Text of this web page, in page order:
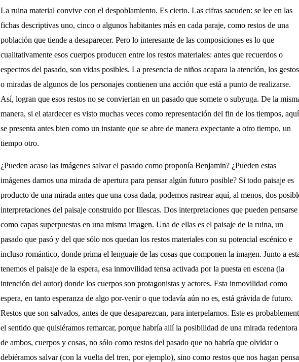
La ruina material convive con el despoblamiento. Es cierto. Las cifras sacuden: se lee en las
fichas descriptivas uno, cinco o algunos habitantes más en cada paraje, como restos de una
población que tiende a desaparecer. Pero lo interesante de las composiciones es lo que
cualitativamente esos cuerpos producen entre los restos materiales: antes que recuerdos o
espectros del pasado, son vidas posibles. La presencia de niños acapara la atención, los gestos
o miradas de algunos de los personajes contienen una acción que está a punto de realizarse.
Así, logran que esos restos no se conviertan en un pasado que somete o subyuga. De la
manera, si el atardecer es visto muchas veces como representación del fin de los tiempos, aquí
se presenta antes bien como un instante que se abre de manera expectante a otro tiempo, un
tiempo otro.
¿Pueden acaso las imágenes salvar el pasado como proponía Benjamin? ¿Pueden estas
imágenes darnos una mirada de apertura para pensar algún futuro posible? Si todo paisaje es
producto de una mirada antes que una cosa dada, podemos rastrear aquí, al menos, dos
interpretaciones del paisaje construido por Illescas. Dos interpretaciones que pueden pensarse
como capas superpuestas en una misma imagen. Una de ellas es el paisaje de la ruina, un
pasado que pasó y del que sólo nos quedan los restos materiales con su potencial escénico e
incluso romántico, donde prima el lenguaje de las cosas que componen la imagen. Junto a
tenemos el paisaje de la espera, esa inmovilidad tensa activada por la puesta en escena (la
intención del autor) donde los cuerpos son protagonistas y actores. Esta inmovilidad como
espera, en tanto esperanza de algo por-venir o que todavía aún no es, está grávida de futuro.
Restos que son salvados, antes de que desaparezcan, para interpelarnos. Este es
el sentido que quisiéramos remarcar, porque habría allí la posibilidad de una mirada redentora
de ambos, cuerpos y cosas, no sólo como restos del pasado que no habría que olvidar o
debiéramos salvar (con la vuelta del tren, por ejemplo), sino como restos que nos hagan